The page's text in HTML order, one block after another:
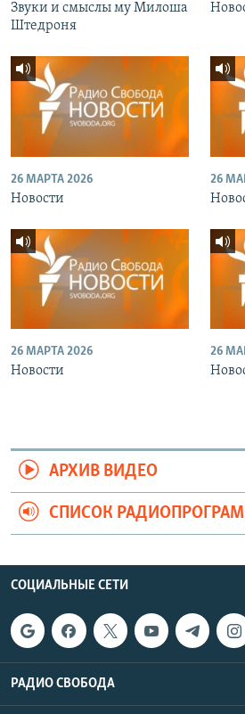
Звуки и смыслы му Милоша
Штедроня
26 МАРТА 2026
Новости
26
26 МАРТА 2026
Новости
26
АРХИВ ВИДЕО
СПИСОК
СОЦИАЛЬНЫЕ СЕТИ
РАДИО СВОБОДА